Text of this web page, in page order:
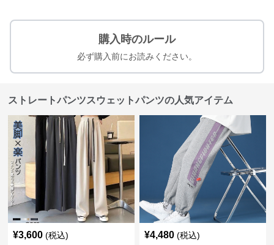
購入時のルール
必ず購入前にお読みください。
ストレートパンツスウェットパンツの人気アイテム
¥3,600 (税込) ¥4,480 (税込)